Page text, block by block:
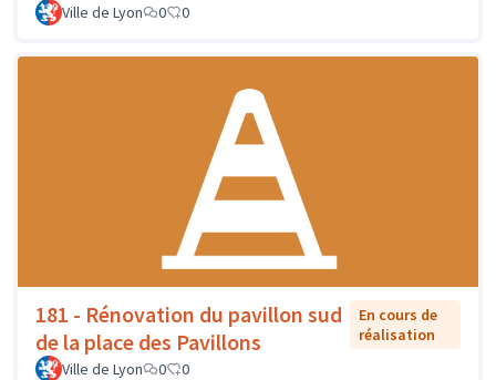
Ville de Lyon
0 0
181 - Rénovation du pavillon sud
de la place des Pavillons
En cours de
réalisation
Ville de Lyon
0 0